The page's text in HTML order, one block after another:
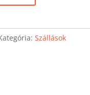
Szállások